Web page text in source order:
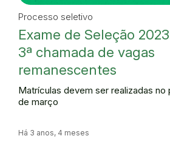
Processo seletivo
Exame de Seleção
3ª chamada de vagas
remanescentes
Matrículas devem ser realizadas no
de março
Há 3 anos, 4 meses